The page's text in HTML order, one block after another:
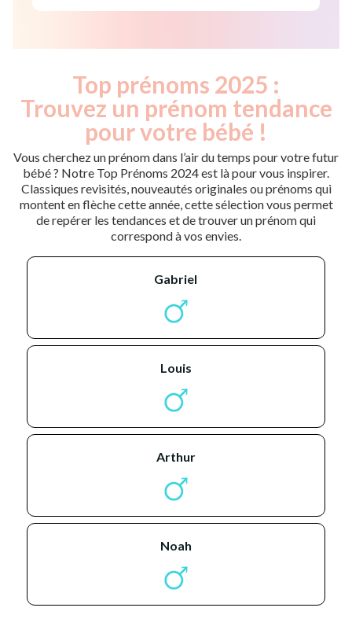
Top prénoms 2025 :
Trouvez un prénom tendance
pour votre bébé !
Vous cherchez un prénom dans l’air du temps pour votre futur
bébé ? Notre Top Prénoms 2024 est là pour vous inspirer.
Classiques revisités, nouveautés originales ou prénoms qui
montent en flèche cette année, cette sélection vous permet
de repérer les tendances et de trouver un prénom qui
correspond à vos envies.
gabriel
louis
arthur
noah